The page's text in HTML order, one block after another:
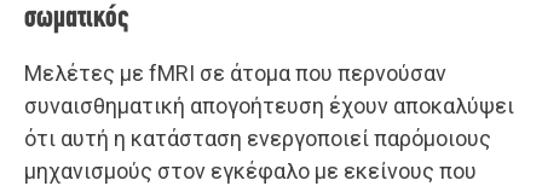
σωματικός
Μελέτες με fMRI σε άτομα που περνούσαν
συναισθηματική απογοήτευση έχουν αποκαλύψει
ότι αυτή η κατάσταση ενεργοποιεί παρόμοιους
μηχανισμούς στον εγκέφαλο με εκείνους που